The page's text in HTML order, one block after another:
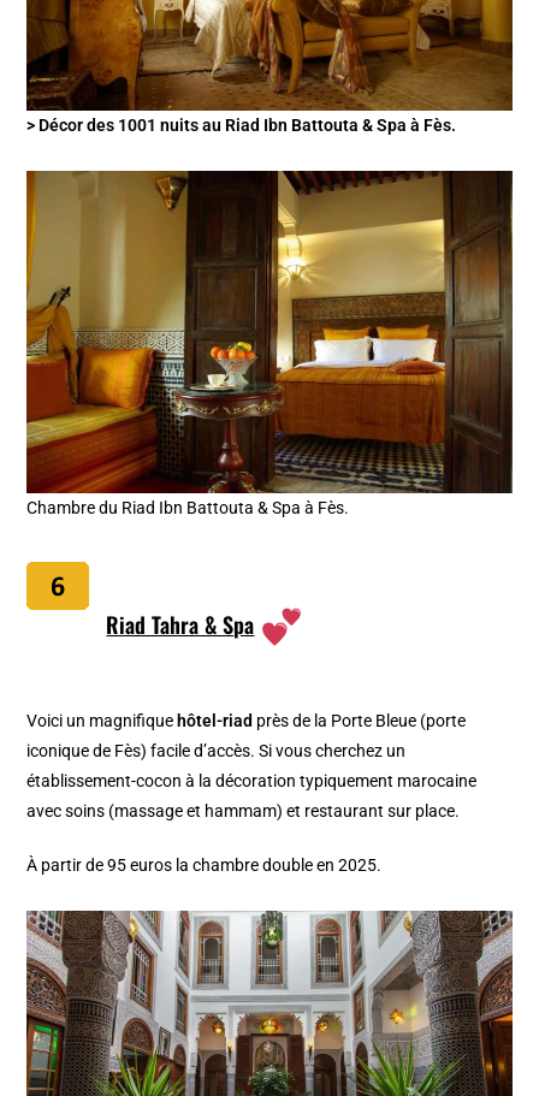
> Décor des 1001 nuits au Riad Ibn Battouta & Spa à Fès.
Chambre du Riad Ibn Battouta & Spa à Fès.
Riad Tahra & Spa
Voici un magnifique hôtel-riad près de la Porte Bleue (porte
iconique de Fès) facile d’accès. Si vous cherchez un
établissement-cocon à la décoration typiquement marocaine
avec soins (massage et hammam) et restaurant sur place.
À partir de 95 euros la chambre double en 2025.